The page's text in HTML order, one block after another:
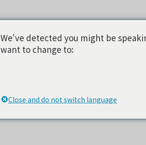
We've detected you might be
want to change to:
Close and do not switch language